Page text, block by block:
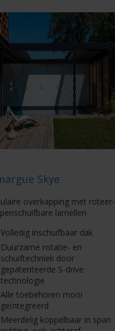
Skye
overkapping met roteer-
lamellen
Volledig inschuifbaar dak
Duurzame rotatie- en
schuiftechniek door
gepatenteerde S-drive
technologie
Alle toebehoren mooi
geïntegreerd
Meerdelig koppelbaar in span